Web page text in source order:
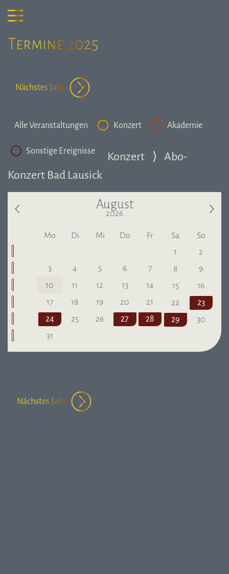
Termine 2025
Nächstes Jahr
Alle Veranstaltungen Konzert Akademie
Sonstige Ereignisse Konzert ⟩
Abo-
Konzert Bad Lausick
Letzter Monat
August
2026
Mo Di Mi Do Fr Sa
So
1
2
3
4 5 6 7 8
9
10
11 12 13 14 15
16
17
18 19 20 21 22
23
24
25 26 27 28 29
30
31
Nächstes Jahr